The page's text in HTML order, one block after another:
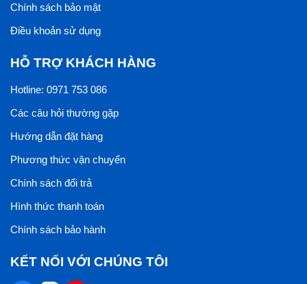
3.5 Ngói sóng vuông Secoin SE05
Mã SE05 là dòng ngói cao cấp với màu sắc rất đặc biệt
trên nhưng mẫu này sẽ thích hợp với những người có gu
Chính sách bảo mật
Điều khoản sử dụng
HỖ TRỢ KHÁCH HÀNG
Hotline: 0971 753 086
Các câu hỏi thường gặp
Hướng dẫn đặt hàng
Phương thức vận chuyển
Chính sách đổi trả
Hình thức thanh toán
Chính sách bảo hành
KẾT NỐI VỚI CHÚNG TÔI